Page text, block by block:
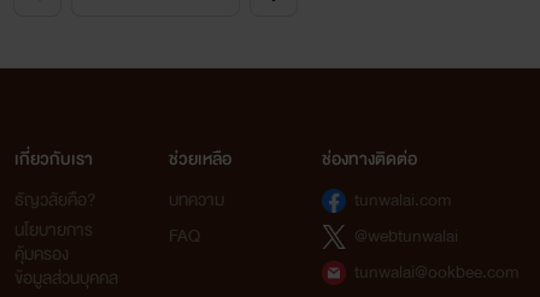
เกี่ยวกับเรา
ธัญวลัยคือ?
นโยบายการ
คุ้มครอง
ข้อมูลส่วนบุคคล
ช่วยเหลือ
บทความ
FAQ
ช่องทางติดต่อ
tunwalai.com
@webtunwalai
tunwalai@ookbee.com